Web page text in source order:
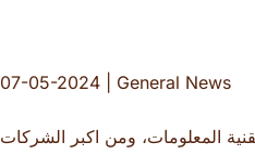
07-05-2024 General News
المعلومات، ومن اكبر الشركات